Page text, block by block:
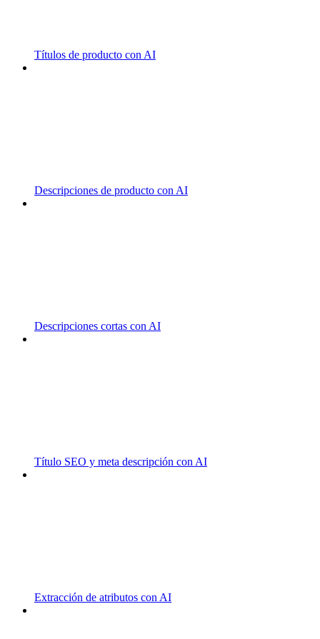
Títulos de producto con AI
Descripciones de producto con AI
Descripciones cortas con AI
Título SEO y meta descripción con AI
Extracción de atributos con AI